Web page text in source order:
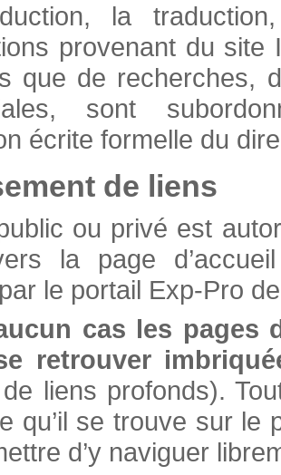
la
provenant du
que de recherches,
sont
écrite formelle du
de liens
ou privé est
la page
le portail Exp-Pro
cas les pages
retrouver
liens profonds).
qu’il se trouve sur
d’y naviguer